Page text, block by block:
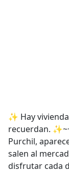
✨ Hay
recuerdan.
Purchil,
salen al
disfrutar cada